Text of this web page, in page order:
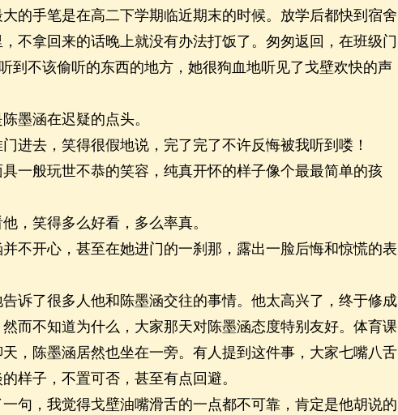
手笔是在高二下学期临近期末的时候。放学后都快到宿舍
不拿回来的话晚上就没有办法打饭了。匆匆返回，在班级门
到不该偷听的东西的地方，她很狗血地听见了戈壁欢快的声
涵在迟疑的点头。
去，笑得很假地说，完了完了不许反悔被我听到喽！
般玩世不恭的笑容，纯真开怀的样子像个最最简单的孩
笑得多么好看，多么率真。
开心，甚至在她进门的一刹那，露出一脸后悔和惊慌的表
了很多人他和陈墨涵交往的事情。他太高兴了，终于修成
而不知道为什么，大家那天对陈墨涵态度特别友好。体育课
，陈墨涵居然也坐在一旁。有人提到这件事，大家七嘴八舌
样子，不置可否，甚至有点回避。
，我觉得戈壁油嘴滑舌的一点都不可靠，肯定是他胡说的